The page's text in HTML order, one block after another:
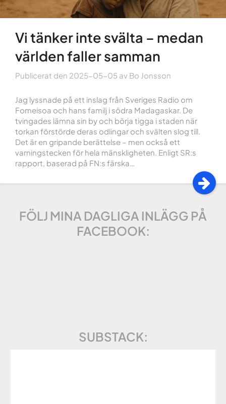
Vi tänker inte svälta – medan
världen faller samman
Publicerat den 2025-05-05 av Bo Jonsson
Jag lyssnade på ett inslag från Sveriges Radio om
Fomeisoa och hans familj i södra Madagaskar. De
tvingades lämna sin by och börja tigga i staden när
torkan förstörde deras odlingar och svälten slog till.
Det är en gripande berättelse – men också ett
varningstecken för hela mänskligheten. Enligt SR:s
rapport, baserad på FN:s färska…
FÖLJ MINA DAGLIGA INLÄGG PÅ
FACEBOOK:
SUBSTACK: